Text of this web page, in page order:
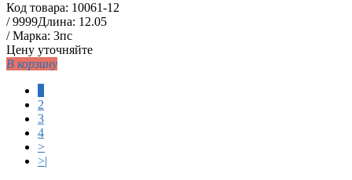
Код товара: 10061-12
/9999Длина: 12.05
/ Марка: 3пс
Цену уточняйте
В корзину
2
3
4
>
>|